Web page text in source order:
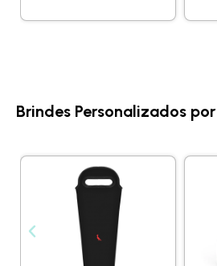
Brindes Personalizados